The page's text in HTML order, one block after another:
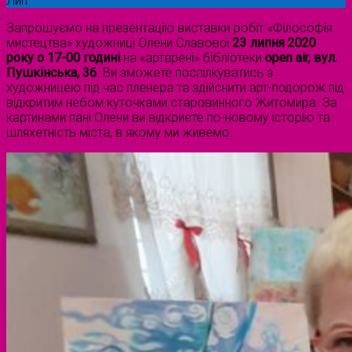
Запрошуємо на презентацію виставки робіт «Філософія
мистецтва» художниці Олени Славової23 липня 2020
року о 17-00 годині на «артарені» бібліотеки open air, вул.
Пушкінська, 36. Ви зможете поспілкуватись з
художницею під час пленера та здійснити арт-подорож під
відкритим небом куточками старовинного Житомира. За
картинами пані Олени ви відкриєте по-новому історію та
шляхетність міста, в якому ми живемо.